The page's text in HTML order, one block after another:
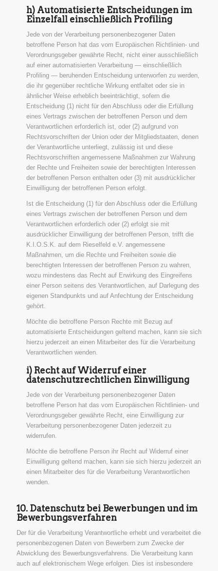
h) Automatisierte Entscheidungen im
Einzelfall einschließlich Profiling
Jede von der Verarbeitung personenbezogener Daten
betroffene Person hat das vom Europäischen Richtlinien- und
Verordnungsgeber gewährte Recht, nicht einer ausschließlich
auf einer automatisierten Verarbeitung — einschließlich
Profiling — beruhenden Entscheidung unterworfen zu werden,
die ihr gegenüber rechtliche Wirkung entfaltet oder sie in
ähnlicher Weise erheblich beeinträchtigt, sofern die
Entscheidung (1) nicht für den Abschluss oder die Erfüllung
eines Vertrags zwischen der betroffenen Person und dem
Verantwortlichen erforderlich ist, oder (2) aufgrund von
Rechtsvorschriften der Union oder der Mitgliedstaaten, denen
der Verantwortliche unterliegt, zulässig ist und diese
Rechtsvorschriften angemessene Maßnahmen zur Wahrung
der Rechte und Freiheiten sowie der berechtigten Interessen
der betroffenen Person enthalten oder (3) mit ausdrücklicher
Einwilligung der betroffenen Person erfolgt.
Ist die Entscheidung (1) für den Abschluss oder die Erfüllung
eines Vertrags zwischen der betroffenen Person und dem
Verantwortlichen erforderlich oder (2) erfolgt sie mit
ausdrücklicher Einwilligung der betroffenen Person, trifft die
K.I.O.S.K. auf dem Rieselfeld e.V. angemessene
Maßnahmen, um die Rechte und Freiheiten sowie die
berechtigten Interessen der betroffenen Person zu wahren,
wozu mindestens das Recht auf Erwirkung des Eingreifens
einer Person seitens des Verantwortlichen, auf Darlegung des
eigenen Standpunkts und auf Anfechtung der Entscheidung
gehört.
Möchte die betroffene Person Rechte mit Bezug auf
automatisierte Entscheidungen geltend machen, kann sie sich
hierzu jederzeit an einen Mitarbeiter des für die Verarbeitung
Verantwortlichen wenden.
i) Recht auf Widerruf einer
datenschutzrechtlichen Einwilligung
Jede von der Verarbeitung personenbezogener Daten
betroffene Person hat das vom Europäischen Richtlinien- und
Verordnungsgeber gewährte Recht, eine Einwilligung zur
Verarbeitung personenbezogener Daten jederzeit zu
widerrufen.
Möchte die betroffene Person ihr Recht auf Widerruf einer
Einwilligung geltend machen, kann sie sich hierzu jederzeit an
einen Mitarbeiter des für die Verarbeitung Verantwortlichen
wenden.
10. Datenschutz bei Bewerbungen und im
Bewerbungsverfahren
Der für die Verarbeitung Verantwortliche erhebt und verarbeitet die
personenbezogenen Daten von Bewerbern zum Zwecke der
Abwicklung des Bewerbungsverfahrens. Die Verarbeitung kann
auch auf elektronischem Wege erfolgen. Dies ist insbesondere